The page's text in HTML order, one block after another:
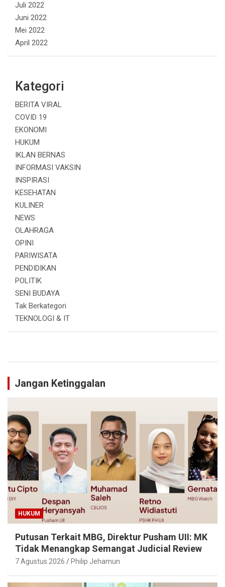
Juli 2022
Juni 2022
Mei 2022
April 2022
Kategori
BERITA VIRAL
COVID 19
EKONOMI
HUKUM
IKLAN BERNAS
INFORMASI VAKSIN
INSPIRASI
KESEHATAN
KULINER
NEWS
OLAHRAGA
OPINI
PARIWISATA
PENDIDIKAN
POLITIK
SENI BUDAYA
Tak Berkategori
TEKNOLOGI & IT
Jangan Ketinggalan
HUKUM
Putusan Terkait MBG, Direktur Pusham UII: MK
Tidak Menangkap Semangat Judicial Review
7 Agustus 2026 Philip Jehamun